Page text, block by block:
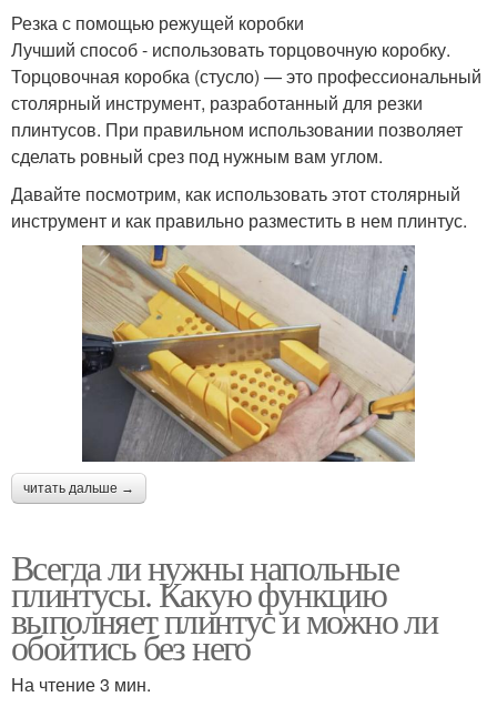
Резка с помощью режущей коробки
Лучший способ - использовать торцовочную коробку.
Торцовочная коробка (стусло) — это профессиональный
столярный инструмент, разработанный для резки
плинтусов. При правильном использовании позволяет
сделать ровный срез под нужным вам углом.
Давайте посмотрим, как использовать этот столярный
инструмент и как правильно разместить в нем плинтус.
читать дальше →
Всегда ли нужны напольные
плинтусы. Какую функцию
выполняет плинтус и можно ли
обойтись без него
На чтение 3 мин.